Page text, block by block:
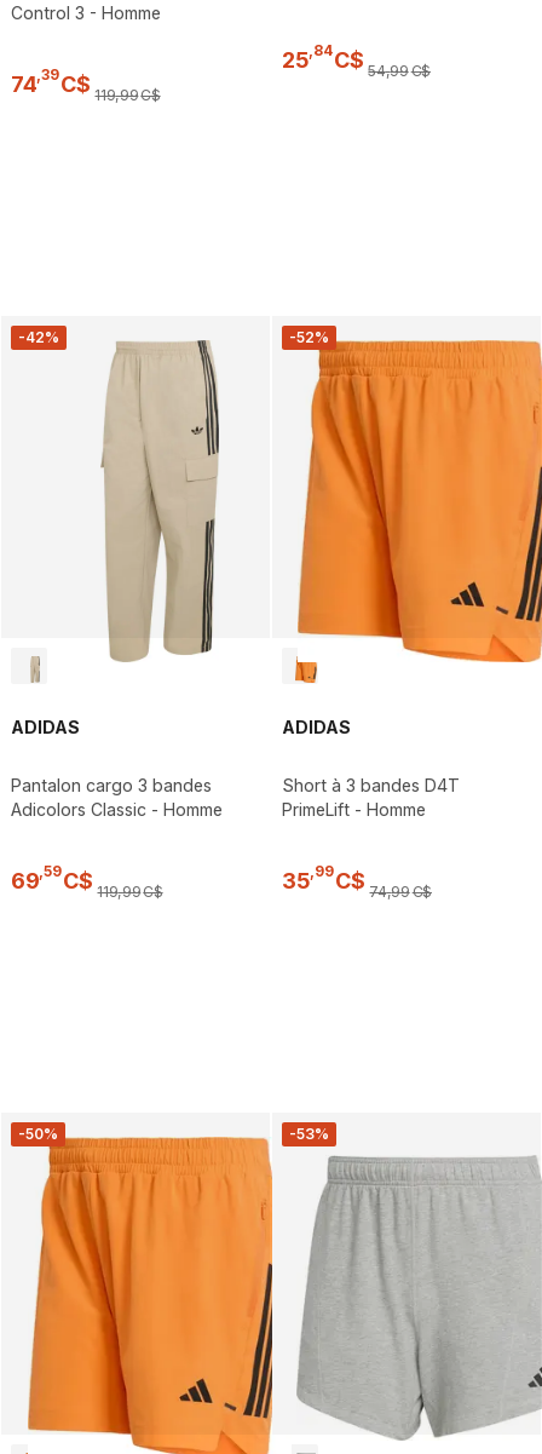
Control 3 - Homme
74 39C$ 119,99C$
25 84C$ 54,99C$
-42%
ADIDAS
Pantalon cargo 3 bandes
Adicolors Classic - Homme
69,59C$ 119,99C$
-52%
ADIDAS
Short à 3 bandes D4T
PrimeLift - Homme
35,99C$ 74,99C$
-50% -53%